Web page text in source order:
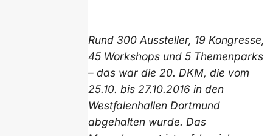
Rund 300 Aussteller, 19 Kongresse,
45 Workshops und 5 Themenparks
– das war die 20. DKM, die vom
25.10. bis 27.10.2016 in den
Westfalenhallen Dortmund
abgehalten wurde. Das